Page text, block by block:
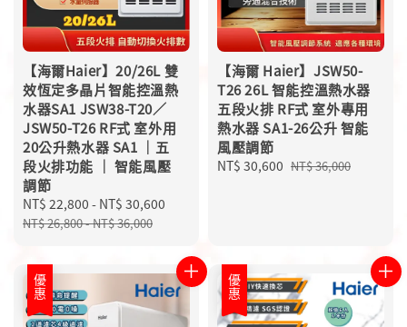
【海爾Haier】20/26L 雙
效恆定多晶片智能控溫熱
水器SA1 JSW38-T20／
JSW50-T26 RF式 室外用
20公升熱水器 SA1 ｜五
段火排功能 ｜ 智能風壓
調節
Sale
price
NT$ 22,800 - NT$ 30,600
NT$ 26,800-NT$ 36,000
【海爾 Haier】JSW50-
T26 26L 智能控溫熱水器
五段火排 RF式 室外專用
熱水器 SA1-26公升 智能
風壓調節
Sale
NT$ 30,600 Regular
NT$ 36,000
優惠 優惠